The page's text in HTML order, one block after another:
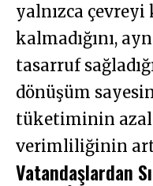
yalnızca
kalmadığını,
tasarruf
dönüşüm
tüketiminin
verimliliğinin
Vatandaşlardan